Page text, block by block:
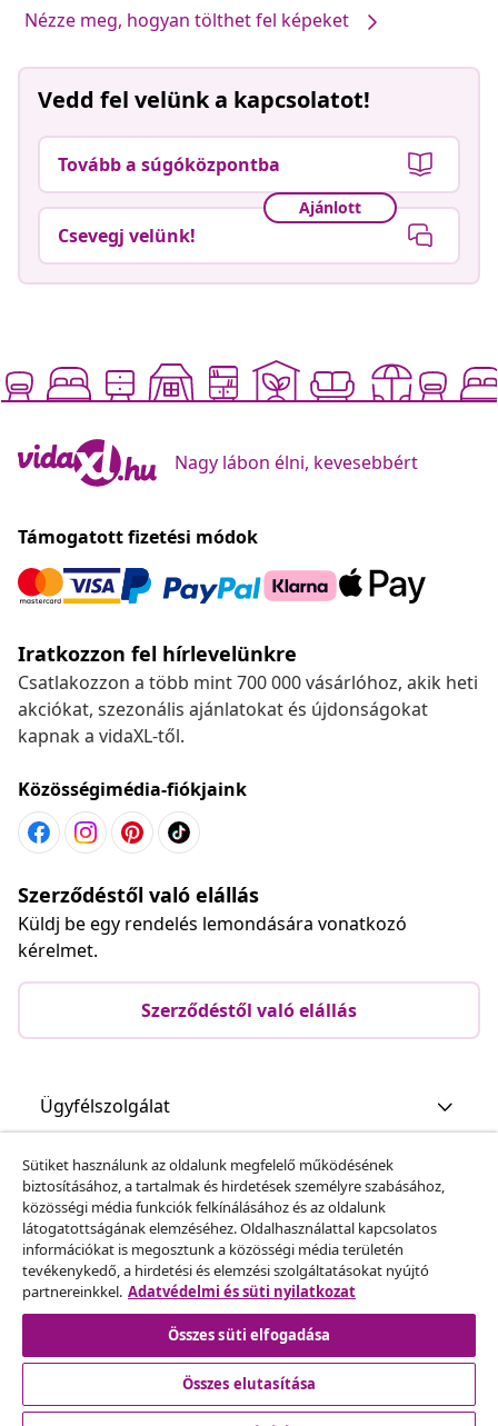
Nézze meg, hogyan tölthet fel képeket
Vedd fel velünk a kapcsolatot!
Tovább a súgóközpontba
Ajánlott
Csevegj velünk!
Nagy lábon élni, kevesebbért
Támogatott fizetési módok
Iratkozzon fel hírlevelünkre
Csatlakozzon a több mint 700 000 vásárlóhoz, akik heti
akciókat, szezonális ajánlatokat és újdonságokat
kapnak a vidaXL-től.
Közösségimédia-fiókjaink
Szerződéstől való elállás
Küldj be egy rendelés lemondására vonatkozó
kérelmet.
Szerződéstől való elállás
Ügyfélszolgálat
Üzlet
vidaXL
Fedezz fel többet
Sütiket használunk az oldalunk megfelelő működésének
biztosításához, a tartalmak és hirdetések személyre szabásához,
közösségi média funkciók felkínálásához és az oldalunk
látogatottságának elemzéséhez. Oldalhasználattal kapcsolatos
információkat is megosztunk a közösségi média területén
tevékenykedő, a hirdetési és elemzési szolgáltatásokat nyújtó
partnereinkkel. Adatvédelmi és süti nyilatkozat
Összes süti elfogadása
Összes elutasítása